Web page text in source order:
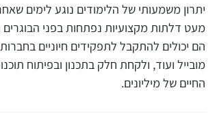
יתרון משמעותי של הלימודים נוגע לימים
מעט דלתות מקצועיות נפתחות בפני
הם יכולים להתקבל לתפקידים חיוניים
מובייל ועוד, ולקחת חלק בתכנון ובפיתוח
החיים של מיליונים.